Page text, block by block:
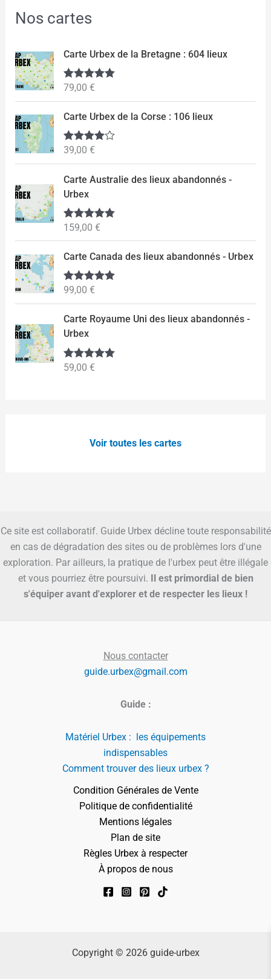
Nos cartes
Carte Urbex de la Bretagne : 604 lieux
Note5.00
79,00 €
Carte Urbex de la Corse : 106 lieux
Note4.50
39,00 €
Carte Australie des lieux abandonnés -
Urbex
Note5.00
159,00 €
Carte Canada des lieux abandonnés - Urbex
Note5.00
99,00 €
Carte Royaume Uni des lieux abandonnés -
Urbex
Note5.00
59,00 €
Voir toutes les cartes
Ce site est collaboratif. Guide Urbex décline toute responsabilité
en cas de dégradation des sites ou de problèmes lors d'une
exploration. Par ailleurs, la pratique de l'urbex peut être illégale
et vous pourriez être poursuivi.
Il est primordial de bien
s'équiper avant d'explorer et de respecter les lieux !
Nous contacter
guide.urbex@gmail.com
Guide :
Matériel Urbex : les équipements
indispensables
Comment trouver des lieux urbex ?
Condition Générales de Vente
Politique de confidentialité
Mentions légales
Plan de site
Règles Urbex à respecter
À propos de nous
Copyright © 2026 guide-urbex